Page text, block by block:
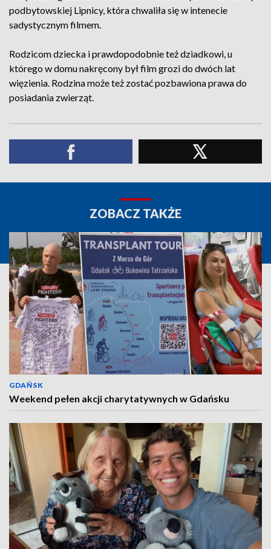
podbytowskiej Lipnicy, która chwaliła się w intenecie
sadystycznym filmem.
Rodzicom dziecka i prawdopodobnie też dziadkowi, u
którego w domu nakręcony był film grozi do dwóch lat
więzienia. Rodzina może też zostać pozbawiona prawa do
posiadania zwierząt.
ZOBACZ TAKŻE
GDAŃSK
Weekend pełen akcji charytatywnych w Gdańsku